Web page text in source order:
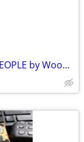
A History of THE AMERICAN PEOPLE by Woodrow Wilson